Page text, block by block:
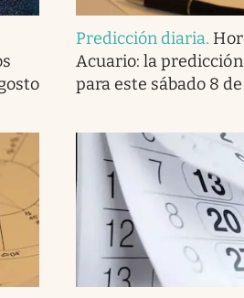
Predicción diaria.
Acuario: la
para este sábado 8